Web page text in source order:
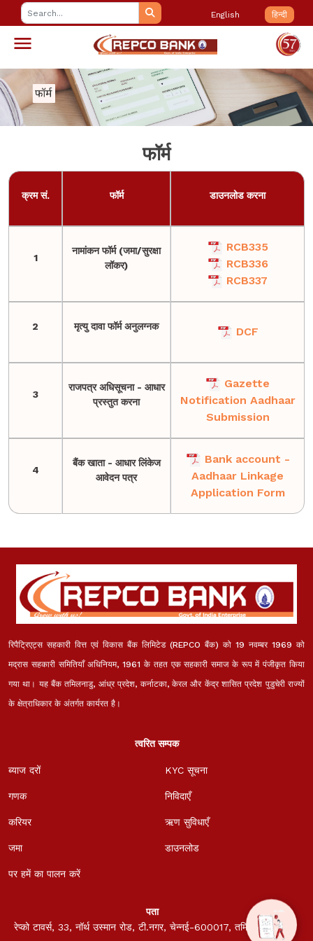
English हिन्दी
फॉर्म
क्रम सं. फॉर्म डाउनलोड करना
1
नामांकन फॉर्म (जमा/सुरक्षा
लॉकर)
RCB335
RCB336
RCB337
2 मृत्यु दावा फॉर्म अनुलग्नक DCF
3
राजपत्र अधिसूचना - आधार
प्रस्तुत करना
Gazette
Notification Aadhaar
Submission
4
बैंक खाता - आधार लिंकेज
आवेदन पत्र
Bank account -
Aadhaar Linkage
Application Form
रिपैट्रिएट्स सहकारी वित्त एवं विकास बैंक लिमिटेड (REPCO बैंक) को 19 नवम्बर 1969 को
मद्रास सहकारी समितियाँ अधिनियम, 1961 के तहत एक सहकारी समाज के रूप में पंजीकृत किया
गया था। यह बैंक तमिलनाडु, आंध्र प्रदेश, कर्नाटका, केरल और केंद्र शासित प्रदेश पुडुचेरी राज्यों
के क्षेत्राधिकार के अंतर्गत कार्यरत है।
त्वरित सम्पक
ब्याज दरों
गणक
करियर
जमा
पर हमें का पालन करें
KYC सूचना
निविदाएँ
ऋण सुविधाएँ
डाउनलोड
पता
रेप्को टावर्स, 33, नॉर्थ उस्मान रोड, टी.नगर, चेन्नई-600017, तमिलनाडु, भारत